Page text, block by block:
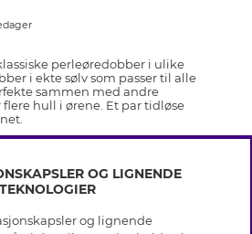
perleøredobber i ulike
i ekte sølv som passer til alle
sammen med andre
hull i ørene. Et par tidløse
INFO
OG LIGNENDE
TEKNOLOGIER
og lignende